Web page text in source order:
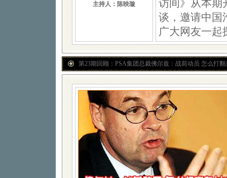
主持人：陈映璇
访间》从本期
谈，邀请中国
广大网友一起
第23期回顾：PSA集团总裁佛尔兹：战前动员 怎么打翻